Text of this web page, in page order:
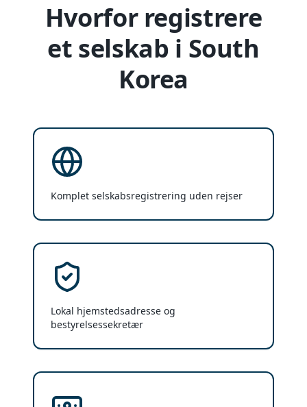
Hvorfor registrere
et selskab i South
Korea
Komplet selskabsregistrering uden rejser
Lokal hjemstedsadresse og
bestyrelsessekretær